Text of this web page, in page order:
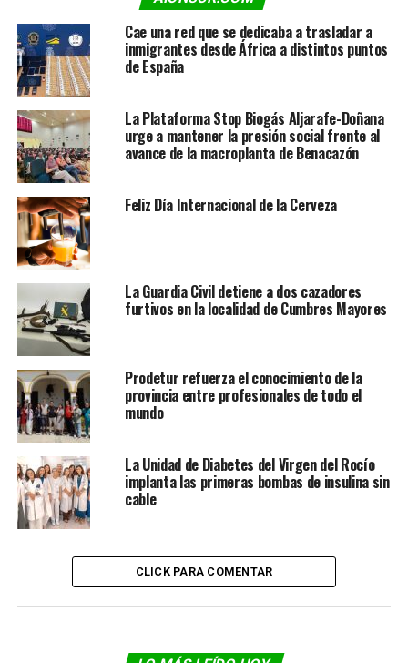
Cae una red que se dedicaba a trasladar a
inmigrantes desde África a distintos puntos
de España
La Plataforma Stop Biogás Aljarafe-Doñana
urge a mantener la presión social frente al
avance de la macroplanta de Benacazón
Feliz Día Internacional de la Cerveza
La Guardia Civil detiene a dos cazadores
furtivos en la localidad de Cumbres Mayores
Prodetur refuerza el conocimiento de la
provincia entre profesionales de todo el
mundo
La Unidad de Diabetes del Virgen del Rocío
implanta las primeras bombas de insulina sin
cable
CLICK PARA COMENTAR